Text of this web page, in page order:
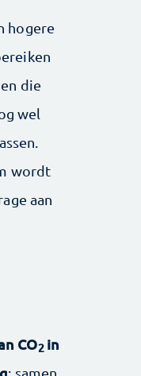
hogere
die
wel
wordt
aan
CO2 in
; samen